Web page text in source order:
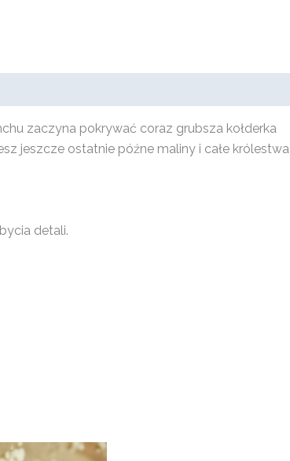
zaczyna pokrywać coraz grubsza kołderka
jeszcze ostatnie późne maliny i całe królestwa
detali.